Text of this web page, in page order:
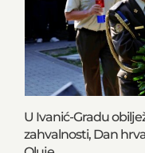
U Ivanić-Gradu